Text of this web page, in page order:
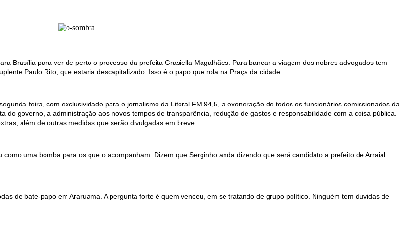
Brasília para ver de perto o processo da prefeita Grasiella Magalhães. Para bancar a viagem dos nobres advogados tem
Paulo Rito, que estaria descapitalizado. Isso é o papo que rola na Praça da cidade.
feira, com exclusividade para o jornalismo da Litoral FM 94,5, a exoneração de todos os funcionários comissionados da
do governo, a administração aos novos tempos de transparência, redução de gastos e responsabilidade com a coisa pública.
além de outras medidas que serão divulgadas em breve.
uma bomba para os que o acompanham. Dizem que Serginho anda dizendo que será candidato a prefeito de Arraial.
de bate-papo em Araruama. A pergunta forte é quem venceu, em se tratando de grupo político. Ninguém tem duvidas de